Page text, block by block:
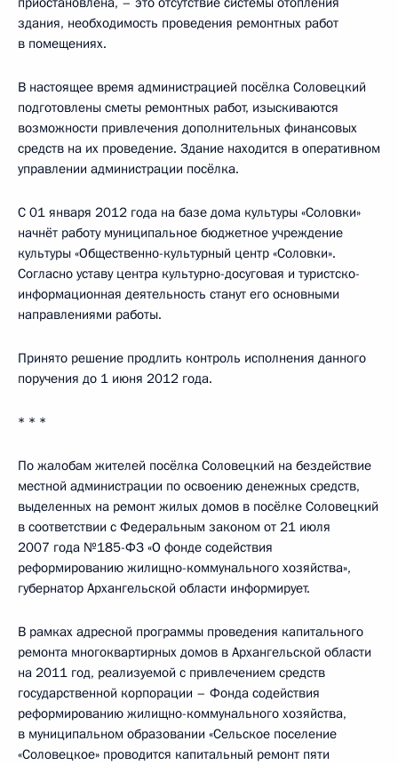
здания, необходимость проведения ремонтных работ
в помещениях.
В настоящее время администрацией посёлка Соловецкий
подготовлены сметы ремонтных работ, изыскиваются
возможности привлечения дополнительных финансовых
средств на их проведение. Здание находится в оперативном
управлении администрации посёлка.
С 01 января 2012 года на базе дома культуры «Соловки»
начнёт работу муниципальное бюджетное учреждение
культуры «Общественно-культурный центр «Соловки».
Согласно уставу центра культурно-досуговая и туристско-
информационная деятельность станут его основными
направлениями работы.
Принято решение продлить контроль исполнения данного
поручения до 1 июня 2012 года.
* * *
По жалобам жителей посёлка Соловецкий на бездействие
местной администрации по освоению денежных средств,
выделенных на ремонт жилых домов в посёлке Соловецкий
в соответствии с Федеральным законом от 21 июля
2007 года №185-ФЗ «О фонде содействия
реформированию жилищно-коммунального хозяйства»,
губернатор Архангельской области информирует.
В рамках адресной программы проведения капитального
ремонта многоквартирных домов в Архангельской области
на 2011 год, реализуемой с привлечением средств
государственной корпорации – Фонда содействия
реформированию жилищно-коммунального хозяйства,
в муниципальном образовании «Сельское поселение
«Соловецкое» проводится капитальный ремонт пяти